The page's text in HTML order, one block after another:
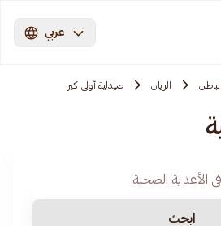
عربي
الريان صيدلية أولى كير
ابحث